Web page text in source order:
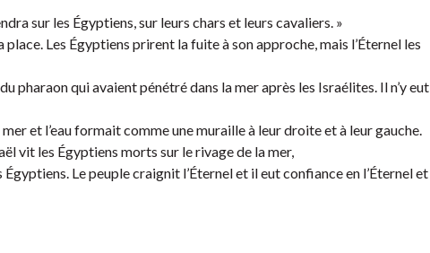
sur les Égyptiens, sur leurs chars et leurs cavaliers. »
Les Égyptiens prirent la fuite à son approche, mais l’Éternel les
pharaon qui avaient pénétré dans la mer après les Israélites. Il n’y eut
et l’eau formait comme une muraille à leur droite et à leur gauche.
vit les Égyptiens morts sur le rivage de la mer,
Le peuple craignit l’Éternel et il eut confiance en l’Éternel et